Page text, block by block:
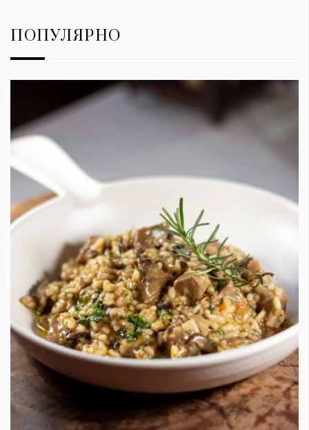
ПОПУЛЯРНО